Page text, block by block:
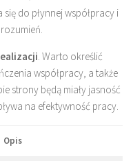
do płynnej współpracy i
. Warto określić
współpracy, a także
strony będą miały jasność
na efektywność pracy.
Opis